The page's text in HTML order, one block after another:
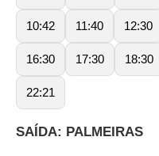
10:42 11:40 12:30
16:30 17:30 18:30
22:21
SAÍDA: PALMEIRAS